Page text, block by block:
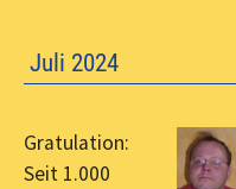
Juli 2024
Gratulation:
Seit 1.000